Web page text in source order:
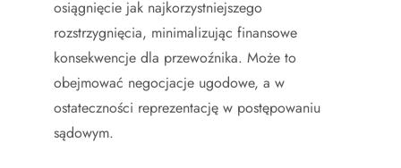
osiągnięcie jak najkorzystniejszego
rozstrzygnięcia, minimalizując finansowe
konsekwencje dla przewoźnika. Może to
obejmować negocjacje ugodowe, a w
ostateczności reprezentację w postępowaniu
sądowym.